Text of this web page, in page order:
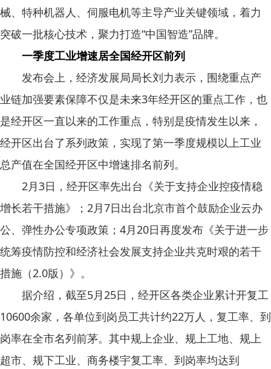
械、特种机器人、伺服电机等主导产业关键领域，着力
突破一批核心技术，聚力打造“中国智造”品牌。
一季度工业增速居全国经开区前列
发布会上，经济发展局局长刘力表示，围绕重点产
业链加强要素保障不仅是未来3年经开区的重点工作，也
是经开区一直以来的工作重点，特别是疫情发生以来，
经开区出台了系列政策，实现了第一季度规模以上工业
总产值在全国经开区中增速排名前列。
2月3日，经开区率先出台《关于支持企业控疫情稳
增长若干措施》；2月7日出台北京市首个鼓励企业云办
公、弹性办公专项政策；4月20日再度发布《关于进一步
统筹疫情防控和经济社会发展支持企业共克时艰的若干
措施（2.0版）》。
据介绍，截至5月25日，经开区各类企业累计开复工
10600余家，各单位到岗员工共计约22万人，复工率、到
岗率在全市名列前茅。其中规上企业、规上工地、规上
超市、规下工业、商务楼宇复工率、到岗率均达到